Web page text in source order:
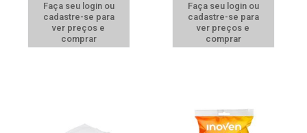
Faça seu login ou
cadastre-se para
ver preços e
comprar
Faça seu login ou
cadastre-se para
ver preços e
comprar